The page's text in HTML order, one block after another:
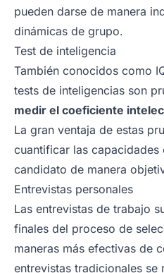
pueden darse de manera
dinámicas de grupo.
Test de inteligencia
También conocidos como
tests de inteligencias son
medir el coeficiente
La gran ventaja de estas
cuantificar las capacidades
candidato de manera
Entrevistas personales
Las entrevistas de trabajo
finales del proceso de
maneras más efectivas de
entrevistas tradicionales se